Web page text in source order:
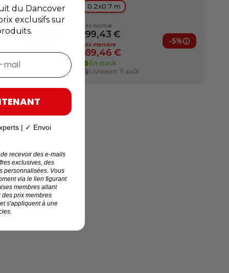
-5%
Avantages membre
0.2x0.7 m
Prix normal
199,43 €
Prix membre
189,46 €
-5%
Avantages
En stock
Livraison: 11 août
du Dancover
exclusifs sur
| ✓ Envoi
recevoir des e-mails
exclusives, des
personnalisées. Vous
via le lien figurant
membres allant
prix membres
s'appliquent à une